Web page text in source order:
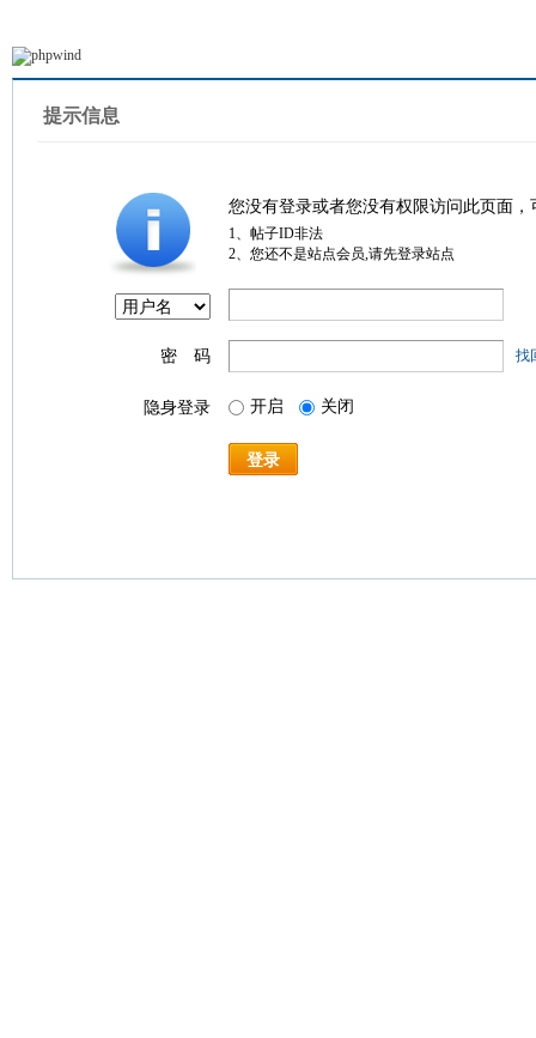
提示信息
您没有登录或者您没有权限访问此页面
1、帖子ID非法
2、您还不是站点会员,请先登录站点
密 码 找
隐身登录 开启 关闭
登录